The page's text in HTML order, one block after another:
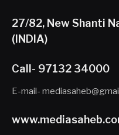
27/82, New Shanti
(INDIA)
Call- 97132 34000
E-mail-